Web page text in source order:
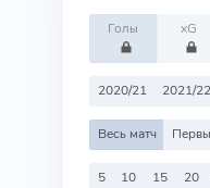
Голы xG
2020/21 2021/22
Весь матч
5 10 15 20